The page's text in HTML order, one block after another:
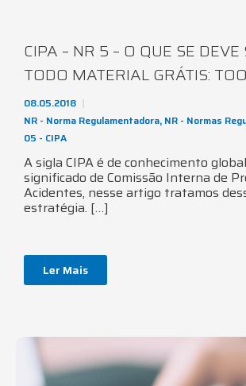
CIPA – NR 5 – O QUE SE
TODO MATERIAL GRÁTIS:
08.05.2018
NR - Norma Regulamentadora, NR - Normas
05 - CIPA
A sigla CIPA é de conhecimento
significado de Comissão Interna de
Acidentes, nesse artigo tratamos
estratégia. […]
Ler Mais